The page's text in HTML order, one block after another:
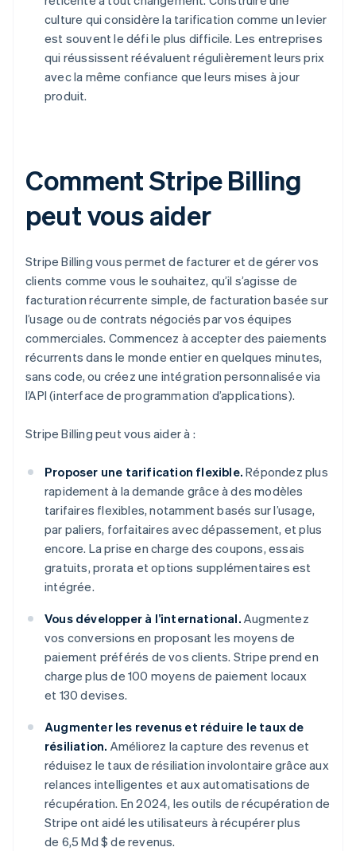
culture qui considère la tarification comme un levier
est souvent le défi le plus difficile. Les entreprises
qui réussissent réévaluent régulièrement leurs prix
avec la même confiance que leurs mises à jour
produit.
Comment Stripe Billing
peut vous aider
Stripe Billing vous permet de facturer et de gérer vos
clients comme vous le souhaitez, qu’il s’agisse de
facturation récurrente simple, de facturation basée sur
l’usage ou de contrats négociés par vos équipes
commerciales. Commencez à accepter des paiements
récurrents dans le monde entier en quelques minutes,
sans code, ou créez une intégration personnalisée via
l’API (interface de programmation d’applications).
Stripe Billing peut vous aider à :
Proposer une tarification flexible. Répondez plus
rapidement à la demande grâce à des modèles
tarifaires flexibles, notamment basés sur l’usage,
par paliers, forfaitaires avec dépassement, et plus
encore. La prise en charge des coupons, essais
gratuits, prorata et options supplémentaires est
intégrée.
Vous développer à l’international. Augmentez
vos conversions en proposant les moyens de
paiement préférés de vos clients. Stripe prend en
charge plus de 100 moyens de paiement locaux
et 130 devises.
Augmenter les revenus et réduire le taux de
résiliation. Améliorez la capture des revenus et
réduisez le taux de résiliation involontaire grâce aux
relances intelligentes et aux automatisations de
récupération. En 2024, les outils de récupération de
Stripe ont aidé les utilisateurs à récupérer plus
de 6,5 Md $ de revenus.